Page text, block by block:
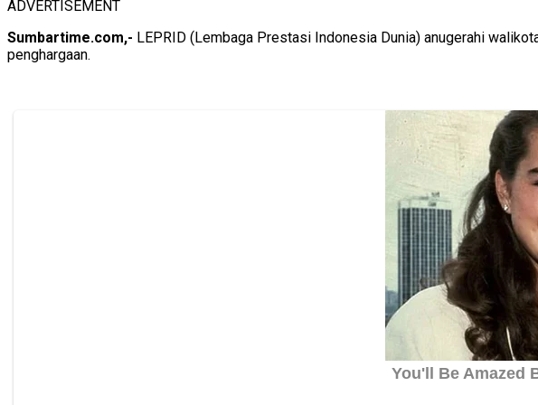
ADVERTISEMENT
Sumbartime.com,- LEPRID (Lembaga Prestasi Indonesia Dunia) anugerahi
penghargaan.